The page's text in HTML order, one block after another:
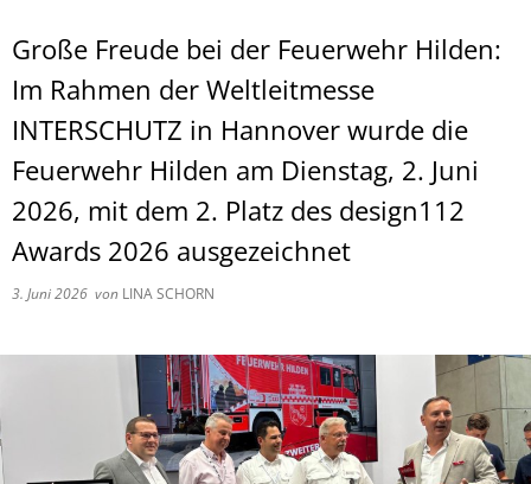
Große Freude bei der Feuerwehr Hilden:
Im Rahmen der Weltleitmesse
INTERSCHUTZ in Hannover wurde die
Feuerwehr Hilden am Dienstag, 2. Juni
2026, mit dem 2. Platz des design112
Awards 2026 ausgezeichnet
3. Juni 2026 von LINA SCHORN